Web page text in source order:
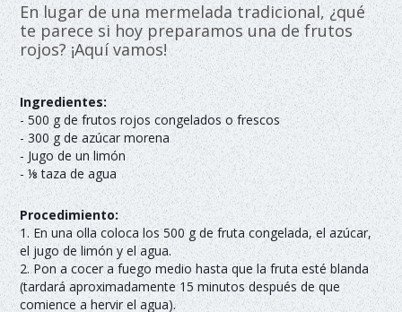
En lugar de una mermelada tradicional, ¿qué
te parece si hoy preparamos una de frutos
rojos? ¡Aquí vamos!
Ingredientes:
- 500 g de frutos rojos congelados o frescos
- 300 g de azúcar morena
- Jugo de un limón
- ⅛ taza de agua
Procedimiento:
1. En una olla coloca los 500 g de fruta congelada, el azúcar,
el jugo de limón y el agua.
2. Pon a cocer a fuego medio hasta que la fruta esté blanda
(tardará aproximadamente 15 minutos después de que
comience a hervir el agua).